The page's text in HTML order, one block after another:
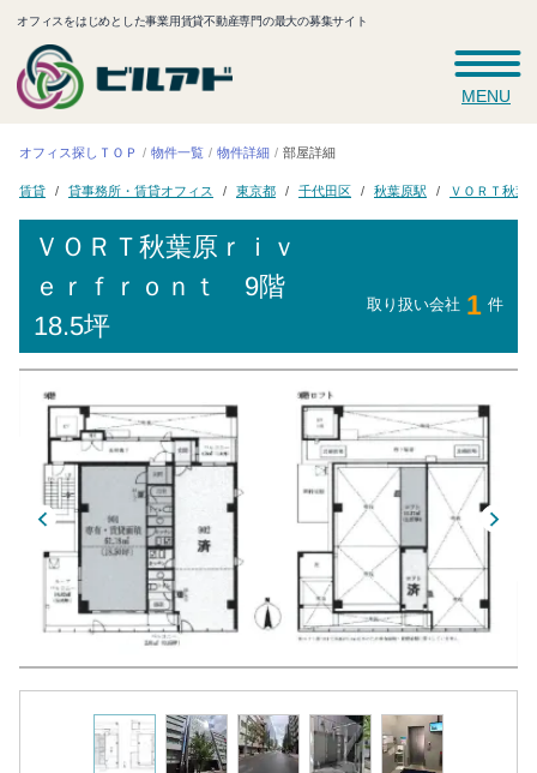
オフィスをはじめとした事業用賃貸不動産専門の最大の募集サイト
MENU
オフィス探しＴＯＰ 物件一覧 物件詳細 部屋詳細
賃貸 貸事務所・賃貸オフィス 東京都 千代田区 秋葉原駅 ＶＯＲＴ秋葉
ＶＯＲＴ秋葉原ｒｉｖ
ｅｒｆｒｏｎｔ 9階
18.5坪
取り扱い会社 1 件